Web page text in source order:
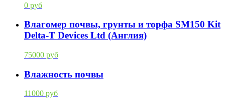
0 руб
Влагомер почвы, грунты и торфа SM150 Kit
Delta-T Devices Ltd (Англия)
75000 руб
Влажность почвы
11000 руб